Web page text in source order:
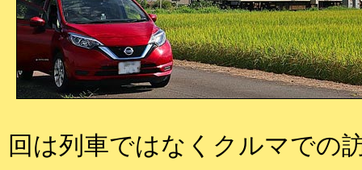
回は列車ではなくクルマでの